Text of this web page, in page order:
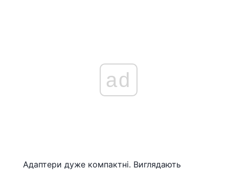
ad
Адаптери дуже компактні. Виглядають